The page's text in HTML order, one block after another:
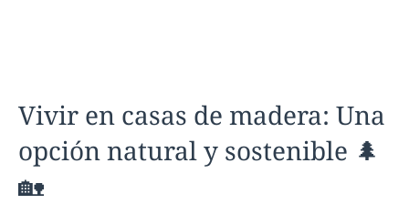
Vivir en casas de madera: Una
opción natural y sostenible 🌲
🏡